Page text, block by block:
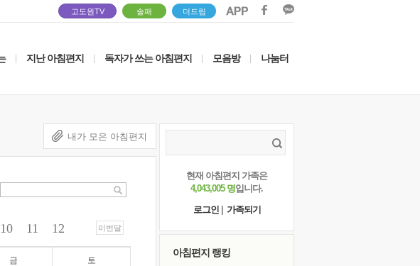
고도원TV 솔패 더드림
지난 아침편지 독자가 쓰는 아침편지 모음방 나눔터
내가 모은 아침편지
10 11 12 이번달
금 토
현재 아침편지 가족은
4,043,005 명입니다.
로그인
가족되기
아침편지 랭킹